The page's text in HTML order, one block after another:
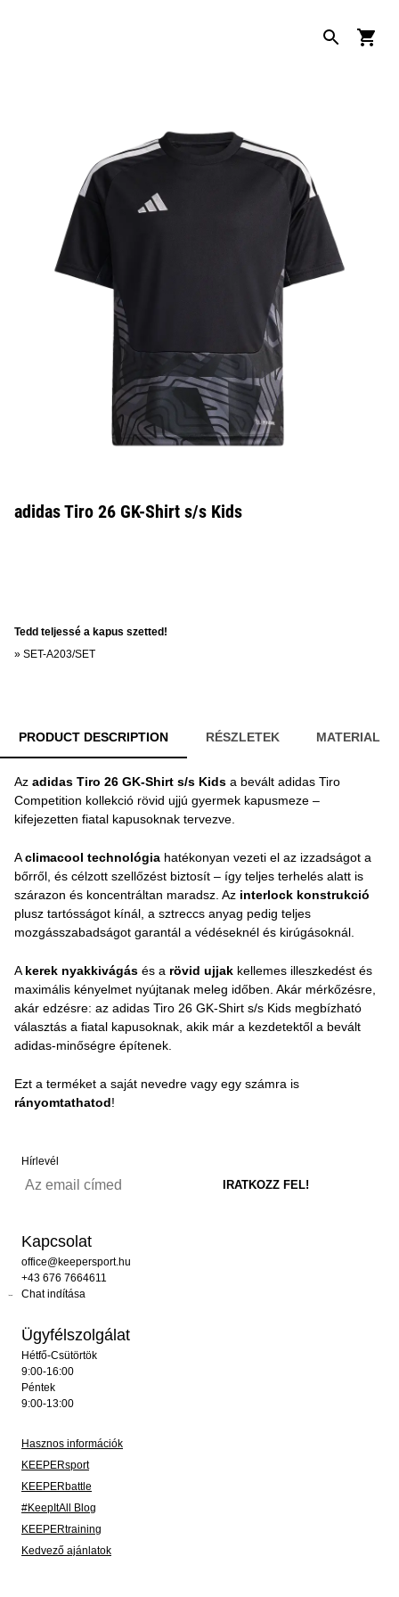
adidas Tiro 26 GK-Shirt s/s Kids
Tedd teljessé a kapus szetted!
» SET-A203/SET
PRODUCT DESCRIPTION RÉSZLETEK MATERIAL
Az adidas Tiro 26 GK-Shirt s/s Kids a bevált adidas Tiro
Competition kollekció rövid ujjú gyermek kapusmeze –
kifejezetten fiatal kapusoknak tervezve.
Aclimacool technológia hatékonyan vezeti el az izzadságot a
bőrről, és célzott szellőzést biztosít – így teljes terhelés alatt is
szárazon és koncentráltan maradsz. Az interlock konstrukció
plusz tartósságot kínál, a sztreccs anyag pedig teljes
mozgásszabadságot garantál a védéseknél és kirúgásoknál.
A kerek nyakkivágás és a rövid ujjak kellemes illeszkedést és
maximális kényelmet nyújtanak meleg időben. Akár mérkőzésre,
akár edzésre: az adidas Tiro 26 GK-Shirt s/s Kids megbízható
választás a fiatal kapusoknak, akik már a kezdetektől a bevált
adidas-minőségre építenek.
Ezt a terméket a saját nevedre vagy egy számra is
rányomtathatod!
Hírlevél
Kapcsolat
office@keepersport.hu
+43 676 7664611
Chat indítása
Ügyfélszolgálat
Hétfő-Csütörtök
9:00-16:00
Péntek
9:00-13:00
Hasznos információk
KEEPERsport
KEEPERbattle
#KeepItAll Blog
KEEPERtraining
Kedvező ajánlatok